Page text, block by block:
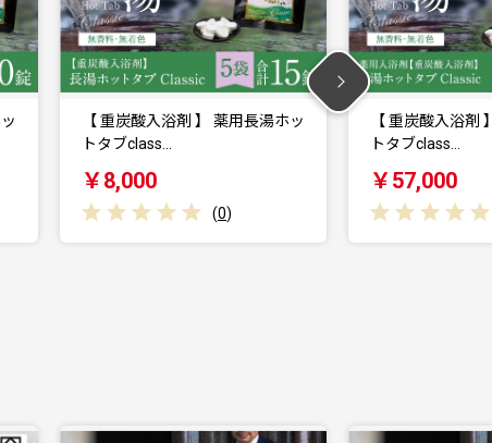
ッ
【 重炭酸入浴剤 】 薬用長湯ホッ
トタブclass…
￥57,000
(
【 重炭酸入浴
トタブclass…
￥39,000